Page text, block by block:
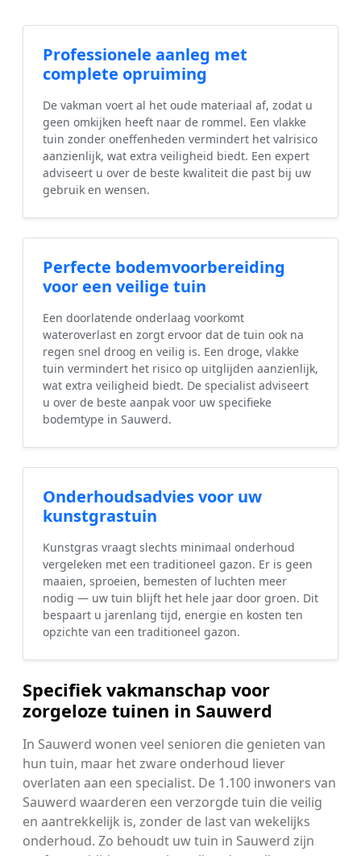
Professionele aanleg met
complete opruiming
De vakman voert al het oude materiaal af, zodat u
geen omkijken heeft naar de rommel. Een vlakke
tuin zonder oneffenheden vermindert het valrisico
aanzienlijk, wat extra veiligheid biedt. Een expert
adviseert u over de beste kwaliteit die past bij uw
gebruik en wensen.
Perfecte bodemvoorbereiding
voor een veilige tuin
Een doorlatende onderlaag voorkomt
wateroverlast en zorgt ervoor dat de tuin ook na
regen snel droog en veilig is. Een droge, vlakke
tuin vermindert het risico op uitglijden aanzienlijk,
wat extra veiligheid biedt. De specialist adviseert
u over de beste aanpak voor uw specifieke
bodemtype in Sauwerd.
Onderhoudsadvies voor uw
kunstgrastuin
Kunstgras vraagt slechts minimaal onderhoud
vergeleken met een traditioneel gazon. Er is geen
maaien, sproeien, bemesten of luchten meer
nodig — uw tuin blijft het hele jaar door groen. Dit
bespaart u jarenlang tijd, energie en kosten ten
opzichte van een traditioneel gazon.
Specifiek vakmanschap voor
zorgeloze tuinen in Sauwerd
In Sauwerd wonen veel senioren die genieten van
hun tuin, maar het zware onderhoud liever
overlaten aan een specialist. De 1.100 inwoners van
Sauwerd waarderen een verzorgde tuin die veilig
en aantrekkelijk is, zonder de last van wekelijks
onderhoud. Zo behoudt uw tuin in Sauwerd zijn